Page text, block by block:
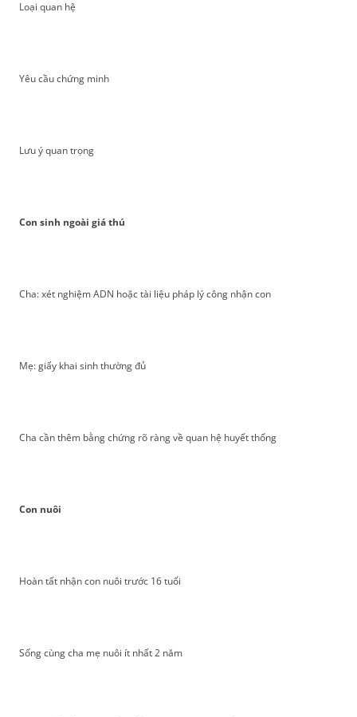
Loại quan hệ
Yêu cầu chứng minh
Lưu ý quan trọng
Con sinh ngoài giá thú
Cha: xét nghiệm ADN hoặc tài liệu pháp lý công nhận con
Mẹ: giấy khai sinh thường đủ
Cha cần thêm bằng chứng rõ ràng về quan hệ huyết thống
Con nuôi
Hoàn tất nhận con nuôi trước 16 tuổi
Sống cùng cha mẹ nuôi ít nhất 2 năm